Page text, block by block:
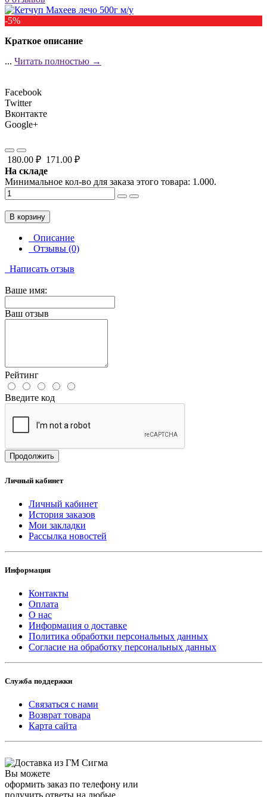
-5%
Краткое описание
... Читать полностью →
Facebook
Twitter
Вконтакте
Google+
180.00 ₽ 171.00 ₽
На складе
Минимальное кол-во для заказа этого товара: 1.000.
В корзину
Описание
Отзывы (0)
Написать отзыв
Ваше имя:
Ваш отзыв
Рейтинг
Введите код
Продолжить
Личный кабинет
Личный кабинет
История заказов
Мои закладки
Рассылка новостей
Информация
Контакты
Оплата
О нас
Информация о доставке
Политика обработки персональных данных
Согласие на обработку персональных данных
Служба поддержки
Связаться с нами
Возврат товара
Карта сайта
Вы можете
оформить заказ по телефону или